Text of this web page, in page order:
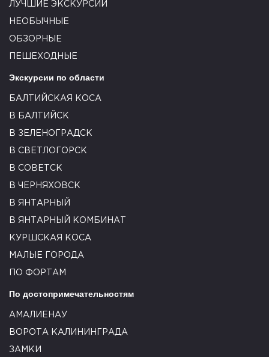
ЛУЧШИЕ ЭКСКУРСИИ
НЕОБЫЧНЫЕ
ОБЗОРНЫЕ
ПЕШЕХОДНЫЕ
Экскурсии по области
БАЛТИЙСКАЯ КОСА
В БАЛТИЙСК
В ЗЕЛЕНОГРАДСК
В СВЕТЛОГОРСК
В СОВЕТСК
В ЧЕРНЯХОВСК
В ЯНТАРНЫЙ
В ЯНТАРНЫЙ КОМБИНАТ
КУРШСКАЯ КОСА
МАЛЫЕ ГОРОДА
ПО ФОРТАМ
По достопримечательностям
АМАЛИЕНАУ
ВОРОТА КАЛИНИНГРАДА
ЗАМКИ